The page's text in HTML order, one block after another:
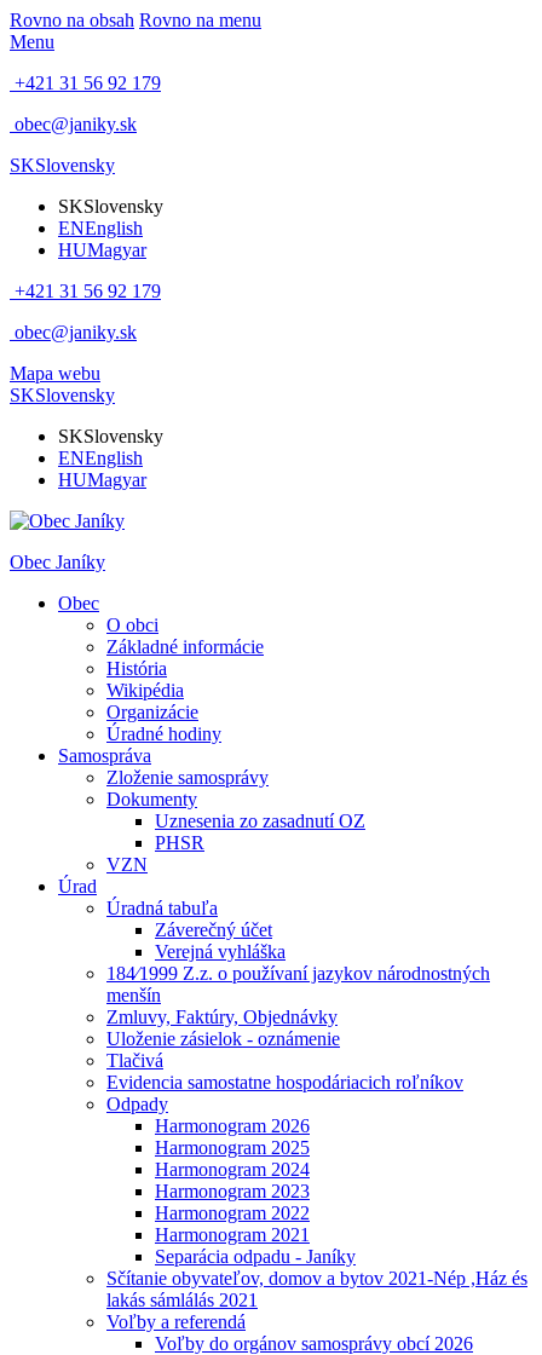
Rovno na obsah Rovno na menu
Menu
+421 31 56 92 179
obec@janiky.sk
SKSlovensky
SKSlovensky
ENEnglish
HUMagyar
+421 31 56 92 179
obec@janiky.sk
Mapa webu
SKSlovensky
SKSlovensky
ENEnglish
HUMagyar
Obec Janíky
Obec
O obci
Základné informácie
História
Wikipédia
Organizácie
Úradné hodiny
Samospráva
Zloženie samosprávy
Dokumenty
Uznesenia zo zasadnutí OZ
PHSR
VZN
Úrad
Úradná tabuľa
Záverečný účet
Verejná vyhláška
184⁄1999 Z.z. o používaní jazykov národnostných
menšín
Zmluvy, Faktúry, Objednávky
Uloženie zásielok - oznámenie
Tlačivá
Evidencia samostatne hospodáriacich roľníkov
Odpady
Harmonogram 2026
Harmonogram 2025
Harmonogram 2024
Harmonogram 2023
Harmonogram 2022
Harmonogram 2021
Separácia odpadu - Janíky
Sčítanie obyvateľov, domov a bytov 2021-Nép ,Ház és
lakás sámlálás 2021
Voľby a referendá
Voľby do orgánov samosprávy obcí 2026